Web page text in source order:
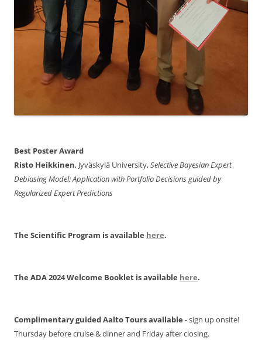
Best Poster Award
Risto Heikkinen, Jyväskylä University,Selective Bayesian Expert
Debiasing Model: Application with Portfolio Decisions guided by
Regularized Expert Predictions
The Scientific Program is available here.
The ADA 2024 Welcome Booklet is available here.
Complimentary guided Aalto Tours available - sign up onsite!
Thursday before cruise & dinner and Friday after closing.